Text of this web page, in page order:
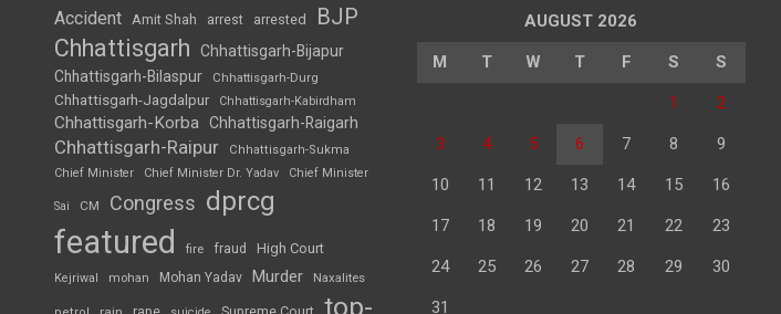
Accident Amit Shah arrest arrested BJP
Chhattisgarh
Chhattisgarh-Bijapur
Chhattisgarh-Bilaspur
Chhattisgarh-Durg
Chhattisgarh-Jagdalpur Chhattisgarh-Kabirdham
Chhattisgarh-Korba Chhattisgarh-Raigarh
Chhattisgarh-Raipur
Chhattisgarh-Sukma
Chief Minister
Chief Minister Dr. Yadav Chief Minister
Sai CM Congress dprcg
featured fire fraud High Court
Kejriwal mohan Mohan Yadav Murder Naxalites
top-
AUGUST 2026
M T W T F S S
1 2
3 4 5 6 7 8 9
10 11 12 13 14 15 16
17 18 19 20 21 22 23
24 25 26 27 28 29 30
31